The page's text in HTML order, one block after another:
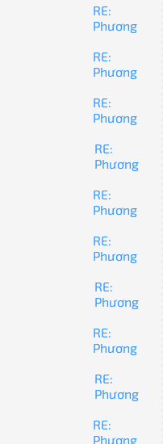
RE:
Phương
RE:
Phương
RE:
Phương
RE:
Phương
RE:
Phương
RE:
Phương
RE:
Phương
RE:
Phương
RE:
Phương
RE:
Phương